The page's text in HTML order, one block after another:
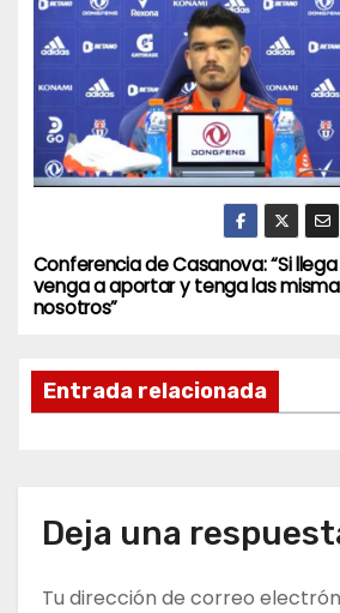
N
a
v
e
a
c
Conferencia de Casanova: “Si
venga a aportar y tenga las
nosotros”
Entrada relacionada
Deja una
Tu dirección de correo